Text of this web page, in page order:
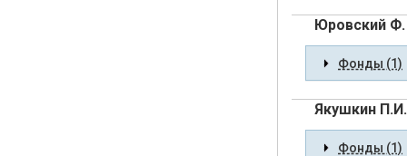
Юровский Ф.
Фонды (1)
Якушкин П.И.
Фонды (1)